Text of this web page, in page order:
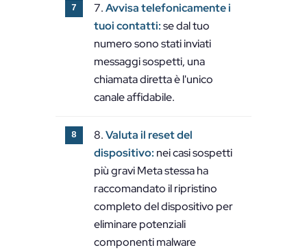
Avvisa telefonicamente i
tuoi contatti:se dal tuo
numero sono stati inviati
messaggi sospetti, una
chiamata diretta è l'unico
canale affidabile.
Valuta il reset del
dispositivo: nei casi sospetti
più gravi Meta stessa ha
raccomandato il ripristino
completo del dispositivo per
eliminare potenziali
componenti malware